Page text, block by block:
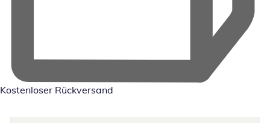
Kostenloser Rückversand